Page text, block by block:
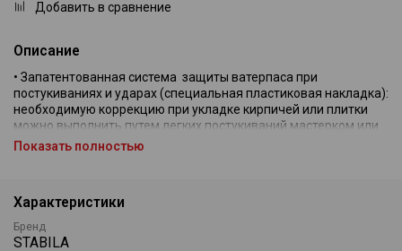
Добавить в сравнение
Описание
• Запатентованная система защиты ватерпаса при
постукиваниях и ударах (специальная пластиковая накладка):
необходимую коррекцию при укладке кирпичей или плитки
можно выполнить путем легких постукиваний мастерком или
кельмой.
одновременно видеть положение обеих камер, т.е. нижнюю и
верхнюю.
• Прост в чистке и уходе, благодаря специальному покрытию
Показать полностью
Характеристики
Бренд
STABILA